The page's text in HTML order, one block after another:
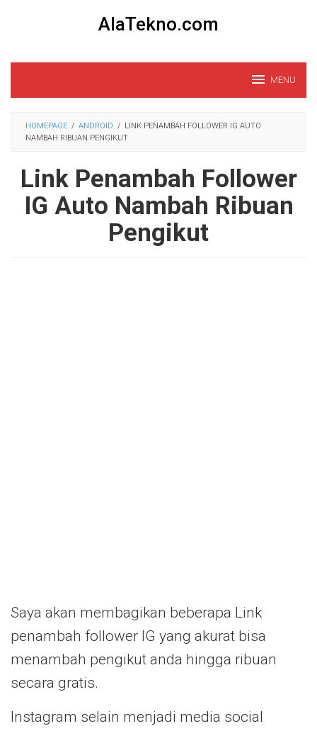
AlaTekno.com
MENU
HOMEPAGE / ANDROID / LINK PENAMBAH FOLLOWER IG AUTO
NAMBAH RIBUAN PENGIKUT
Link Penambah Follower
IG Auto Nambah Ribuan
Pengikut
Saya akan membagikan beberapa Link
penambah follower IG yang akurat bisa
menambah pengikut anda hingga ribuan
secara gratis.
Instagram selain menjadi media social